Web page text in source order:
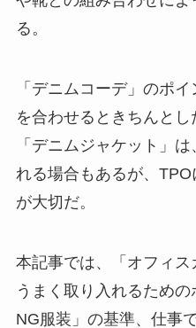
る。
「デニムコーデ」のポ
を合わせるときちんと
「デニムジャケット」
れる場合もあるが、
が大切だ。
本記事では、「オフィ
うまく取り入れるため
NG服装」の基準、仕事